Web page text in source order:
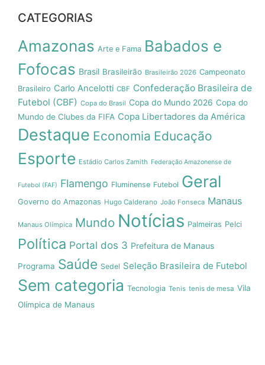
CATEGORIAS
Amazonas Arte e Fama Babados e
Fofocas Brasil Brasileirão Brasileirão 2026 Campeonato
Brasileiro Carlo Ancelotti CBF Confederação Brasileira de
Futebol (CBF) Copa do Brasil Copa do Mundo 2026 Copa do
Mundo de Clubes da FIFA Copa Libertadores da América
Destaque Economia Educação
Esporte Estádio Carlos Zamith Federação Amazonense de
Futebol (FAF) Flamengo Fluminense Futebol Geral
Governo do Amazonas Hugo Calderano João Fonseca Manaus
Manaus Olímpica Mundo Notícias Palmeiras Pelci
Política Portal dos 3 Prefeitura de Manaus
Programa Saúde Sedel Seleção Brasileira de Futebol
Sem categoria Tecnologia Tenis tenis de mesa Vila
Olímpica de Manaus